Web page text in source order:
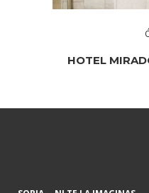
HOTEL